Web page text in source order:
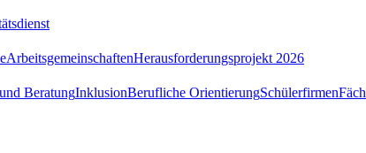
ArbeitsgemeinschaftenHerausforderungsprojekt 2026
BeratungInklusionBerufliche OrientierungSchülerfirmen